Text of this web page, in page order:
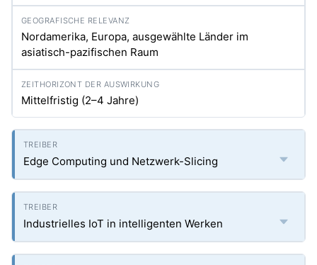
Nordamerika, Europa, ausgewählte Länder im
asiatisch-pazifischen Raum
Mittelfristig (2–4 Jahre)
Edge Computing und Netzwerk-Slicing
Industrielles IoT in intelligenten Werken